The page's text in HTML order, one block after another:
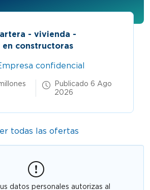
- vivienda -
en constructoras
confidencial
Publicado 6 Ago
2026
todas las ofertas
datos personales autorizas al